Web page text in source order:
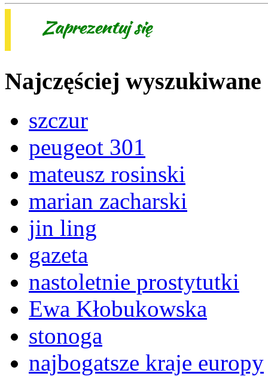
Najczęściej wyszukiwane
szczur
peugeot 301
mateusz rosinski
marian zacharski
jin ling
gazeta
nastoletnie prostytutki
Ewa Kłobukowska
stonoga
najbogatsze kraje europy